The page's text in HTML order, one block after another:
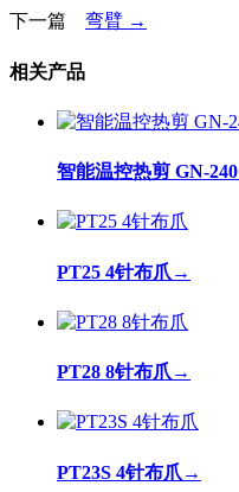
下一篇 弯臂 →
相关产品
智能温控热剪 GN-240
PT25 4针布爪 →
PT28 8针布爪 →
PT23S 4针布爪 →